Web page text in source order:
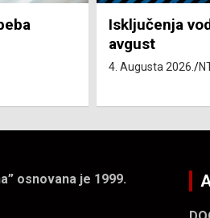
4.
Isključenja el.
4. avgust
4. Augusta 2026.
osnovana je 1999.